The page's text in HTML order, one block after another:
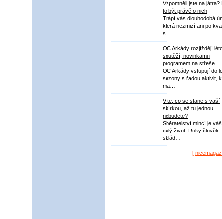
Vzpomněli jste na játra?
to být právě o nich
Trápí vás dlouhodobá
která nezmizí ani po
s…
OC Arkády rozjíždějí léto
soutěží, novinkami i
programem na střeše
OC Arkády vstupují do
sezony s řadou aktivit,
ma…
Víte, co se stane s vaší
sbírkou, až tu jednou
nebudete?
Sběratelství mincí je
celý život. Roky člověk
sklád…
[